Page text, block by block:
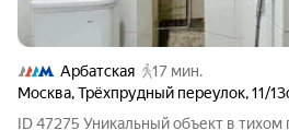
Арбатская
17 мин.
Москва,Трёхпрудный переулок,11/
ID 47275 Уникальный объект в